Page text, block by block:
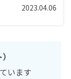
します！2023.04.06
います